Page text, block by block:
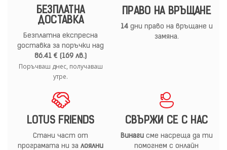
БЕЗПЛАТНА
ДОСТАВКА
Безплатна експресна
доставка за поръчки над
86.41 € (169 лв.)
Поръчваш днес, получаваш
утре.
ПРАВО НА ВРЪЩАНЕ
14дни право на връщане и
замяна.
LOTUS FRIENDS
Стани част от
програмата ни за лоялни
СВЪРЖИ СЕ С НАС
Винагисме насреща да ти
помогнем с онлайн